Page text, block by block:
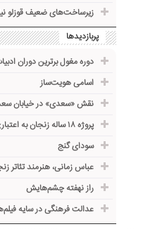
زیرساخت‌های ضعیف قوزلو
پربازدیدها
دوره مغول برترین دوران
اسامی هویت‌ساز
نقش «سعدی» در خیابان
پروژه ۱۸ ساله زنجان به اعتباری بالغ بر ۸۵ میلیارد تومان نیاز دارد
سودای گنج
عباس زمانی، هنرمند تئاتر
راز نهفته چشم‌هایش
عدالت فرهنگی در سایه